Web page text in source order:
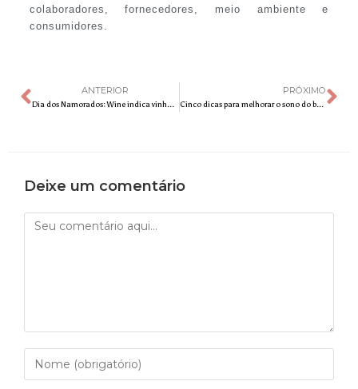
colaboradores, fornecedores, meio ambiente e
consumidores.
ANTERIOR
Dia dos Namorados: Wine indica vinhos incríveis para quem quer presentear gastando até R$ 60
PRÓXIMO
Cinco dicas para melhorar o sono do bebê
Deixe um comentário